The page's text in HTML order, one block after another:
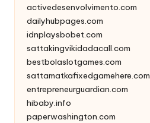
activedesenvolvimento.com
dailyhubpages.com
idnplaysbobet.com
sattakingvikidadacall.com
bestbolaslotgames.com
sattamatkafixedgamehere.com
entrepreneurguardian.com
hibaby.info
paperwashington.com